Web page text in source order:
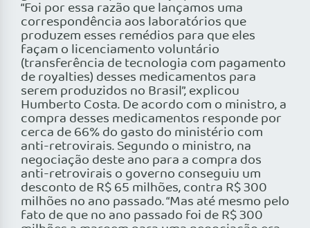
“Foi por essa razão que lançamos uma
correspondência aos laboratórios que
produzem esses remédios para que eles
façam o licenciamento voluntário
(transferência de tecnologia com pagamento
de royalties) desses medicamentos para
serem produzidos no Brasil”, explicou
Humberto Costa. De acordo com o ministro, a
compra desses medicamentos responde por
cerca de 66% do gasto do ministério com
anti-retrovirais. Segundo o ministro, na
negociação deste ano para a compra dos
anti-retrovirais o governo conseguiu um
desconto de R$ 65 milhões, contra R$ 300
milhões no ano passado. “Mas até mesmo pelo
fato de que no ano passado foi de R$ 300